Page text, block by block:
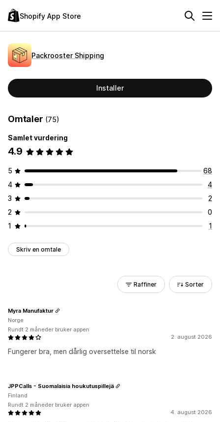
Shopify App Store
Packrooster Shipping
Installer
Omtaler (75)
Samlet vurdering
4.9
5
68
4
4
3
2
2
0
1
1
Skriv en omtale
Raffiner Sorter
2. august 2026
Fungerer bra, men dårlig oversettelse til norsk
Myra Manufaktur
Norge
Rundt 2 måneder bruker appen
4. august 2026
JPPCalls - Suomalaisia houkutuspillejä
Finland
Rundt 2 måneder bruker appen